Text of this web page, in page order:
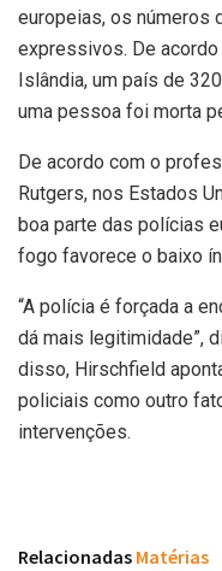
europeias, os números
expressivos. De acordo
Islândia, um país de
uma pessoa foi morta
De acordo com o
Rutgers, nos Estados
boa parte das polícias
fogo favorece o baixo
“A polícia é forçada a
dá mais legitimidade”,
disso, Hirschfield
policiais como outro
intervenções.
Relacionadas Matérias